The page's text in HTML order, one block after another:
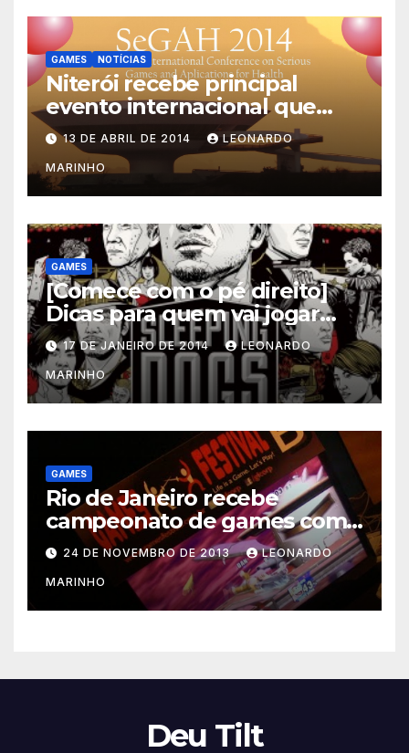
GAMES NOTÍCIAS
Niterói recebe principal
evento internacional que
mescla saúde e jogos
13 DE ABRIL DE 2014 LEONARDO
MARINHO
GAMES
[Comece com o pé direito]
Dicas para quem vai jogar
Sleeping Dogs
17 DE JANEIRO DE 2014 LEONARDO
MARINHO
GAMES
Rio de Janeiro recebe
campeonato de games com
prêmios em dinheiro
24 DE NOVEMBRO DE 2013 LEONARDO
MARINHO
Deu Tilt